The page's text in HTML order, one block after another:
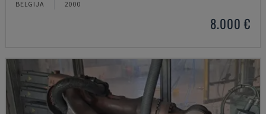
BELGIJA 2000
8.000 €